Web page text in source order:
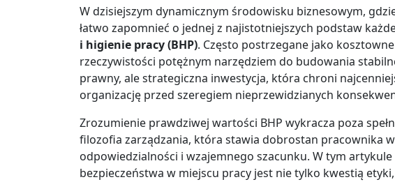
W dzisiejszym dynamicznym środowisku biznesowym,
łatwo zapomnieć o jednej z najistotniejszych podstaw
i higienie pracy (BHP). Często postrzegane jako
rzeczywistości potężnym narzędziem do budowania
prawny, ale strategiczna inwestycja, która chroni
organizację przed szeregiem nieprzewidzianych
Zrozumienie prawdziwej wartości BHP wykracza poza
filozofia zarządzania, która stawia dobrostan pracownika
odpowiedzialności i wzajemnego szacunku. W tym
bezpieczeństwa w miejscu pracy jest nie tylko kwestią